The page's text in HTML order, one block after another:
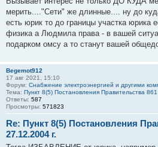
мерить...."Сети" же длинные.... ну до
есть юрик то до границы участка юрика
физика а Людмила права - в вашей
подарком омсу а то станут вашей
Begemot912
17 авг 2021, 15:10
Форум: Снабжение электроэнергией и другими
Тема: Пункт 8(5) Постановления Правительства
Ответы: 587
Просмотры: 571823
Re: Пункт 8(5) Постановления
27.12.2004 г.